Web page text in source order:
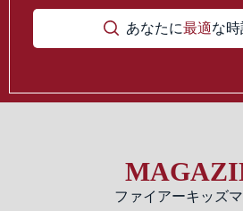
あなたに最適な
ファイアーキッズ